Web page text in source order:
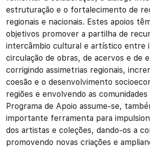
estruturação e o fortalecimento de
regionais e nacionais. Estes apoios
objetivos promover a partilha de
intercâmbio cultural e artístico entre
circulação de obras, de acervos e de
corrigindo assimetrias regionais,
coesão e o desenvolvimento
regiões e envolvendo as comunidades
Programa de Apoio assume-se,
importante ferramenta para
dos artistas e coleções, dando-os a
promovendo novas criações e